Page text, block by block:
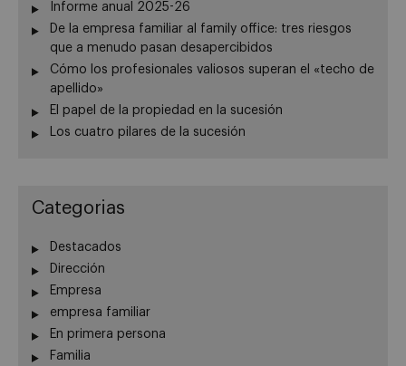
Informe anual 2025-26
De la empresa familiar al family office: tres riesgos
que a menudo pasan desapercibidos
Cómo los profesionales valiosos superan el «techo de
apellido»
El papel de la propiedad en la sucesión
Los cuatro pilares de la sucesión
Categorias
Destacados
Dirección
Empresa
empresa familiar
En primera persona
Familia